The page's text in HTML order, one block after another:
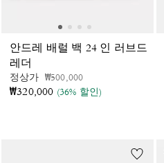
안드레 배럴 백 24 인 러브드
레더
정상가 가격 인하 전
₩500,000인하됨
₩320,000 (36% 할인)